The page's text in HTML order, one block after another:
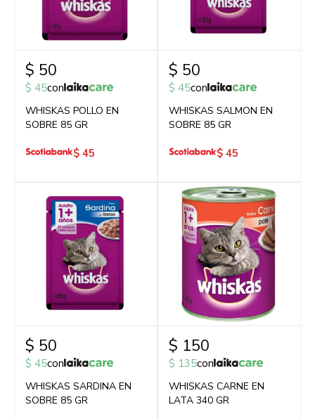
$ 50
$ 45con
WHISKAS POLLO EN
SOBRE 85 GR
$ 45
$ 50
$ 45con
WHISKAS SALMON EN
SOBRE 85 GR
$ 45
$ 50
$ 45con
WHISKAS SARDINA EN
SOBRE 85 GR
$ 150
$ 135con
WHISKAS CARNE EN
LATA 340 GR